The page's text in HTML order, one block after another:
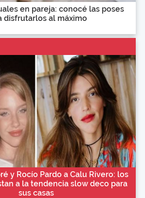
en pareja: conocé las poses
disfrutarlos al máximo
y Rocío Pardo a Calu Rivero: los
a la tendencia slow deco para
sus casas